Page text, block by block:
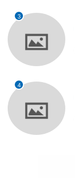
3
4